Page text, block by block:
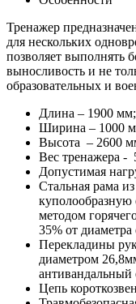
Тренажер
для нескольких
позволяет выполнять
выносливость и не
образовательных и
Длина – 1900 мм;
Ширина – 1000
Высота – 2600
Вес тренажера -
Допустимая
Стальная рама
куполообразную
методом
35% от диаметра
Перекладины
диаметром
антивандальный
Цепь